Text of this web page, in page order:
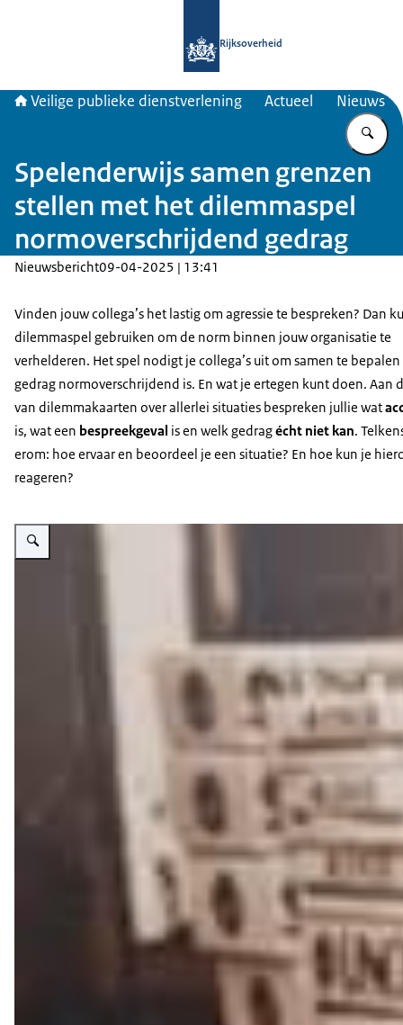
Rijksoverheid
Veilige publieke dienstverlening Actueel Nieuws
Spelenderwijs samen grenzen
stellen met het dilemmaspel
normoverschrijdend gedrag
Nieuwsbericht09-04-2025 | 13:41
Vinden jouw collega’s het lastig om agressie te bespreken? Dan
dilemmaspel gebruiken om de norm binnen jouw organisatie te
verhelderen. Het spel nodigt je collega’s uit om samen te
gedrag normoverschrijdend is. En wat je ertegen kunt doen. Aan
van dilemmakaarten over allerlei situaties bespreken jullie wat
is, wat een bespreekgeval is en welk gedragécht niet kan.
erom: hoe ervaar en beoordeel je een situatie? En hoe kun je
reageren?
Vergroot afbeelding Adviseurs veilige publieke dienstverlening spelen